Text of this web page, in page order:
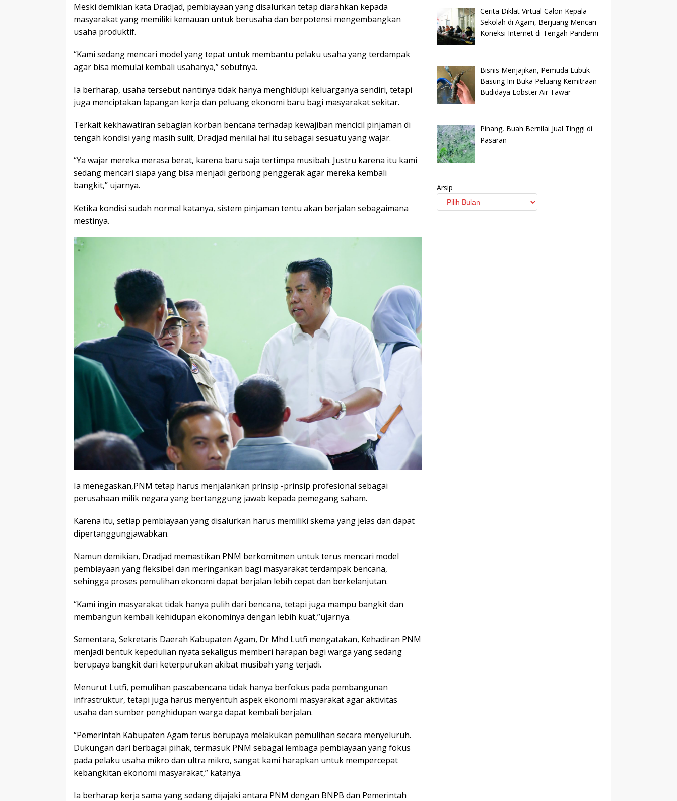
Meski demikian kata Dradjad, pembiayaan yang disalurkan tetap diarahkan kepada
masyarakat yang memiliki kemauan untuk berusaha dan berpotensi mengembangkan
usaha produktif.
“Kami sedang mencari model yang tepat untuk membantu pelaku usaha yang terdampak
agar bisa memulai kembali usahanya,” sebutnya.
Ia berharap, usaha tersebut nantinya tidak hanya menghidupi keluarganya sendiri, tetapi
juga menciptakan lapangan kerja dan peluang ekonomi baru bagi masyarakat sekitar.
Terkait kekhawatiran sebagian korban bencana terhadap kewajiban mencicil pinjaman di
tengah kondisi yang masih sulit, Dradjad menilai hal itu sebagai sesuatu yang wajar.
“Ya wajar mereka merasa berat, karena baru saja tertimpa musibah. Justru karena itu kami
sedang mencari siapa yang bisa menjadi gerbong penggerak agar mereka kembali
bangkit,” ujarnya.
Ketika kondisi sudah normal katanya, sistem pinjaman tentu akan berjalan sebagaimana
mestinya.
Ia menegaskan,PNM tetap harus menjalankan prinsip -prinsip profesional sebagai
perusahaan milik negara yang bertanggung jawab kepada pemegang saham.
Karena itu, setiap pembiayaan yang disalurkan harus memiliki skema yang jelas dan dapat
dipertanggungjawabkan.
Namun demikian, Dradjad memastikan PNM berkomitmen untuk terus mencari model
pembiayaan yang fleksibel dan meringankan bagi masyarakat terdampak bencana,
sehingga proses pemulihan ekonomi dapat berjalan lebih cepat dan berkelanjutan.
“Kami ingin masyarakat tidak hanya pulih dari bencana, tetapi juga mampu bangkit dan
membangun kembali kehidupan ekonominya dengan lebih kuat,”ujarnya.
Sementara, Sekretaris Daerah Kabupaten Agam, Dr Mhd Lutfi mengatakan, Kehadiran PNM
menjadi bentuk kepedulian nyata sekaligus memberi harapan bagi warga yang sedang
berupaya bangkit dari keterpurukan akibat musibah yang terjadi.
Menurut Lutfi, pemulihan pascabencana tidak hanya berfokus pada pembangunan
infrastruktur, tetapi juga harus menyentuh aspek ekonomi masyarakat agar aktivitas
usaha dan sumber penghidupan warga dapat kembali berjalan.
“Pemerintah Kabupaten Agam terus berupaya melakukan pemulihan secara menyeluruh.
Dukungan dari berbagai pihak, termasuk PNM sebagai lembaga pembiayaan yang fokus
pada pelaku usaha mikro dan ultra mikro, sangat kami harapkan untuk mempercepat
kebangkitan ekonomi masyarakat,” katanya.
Ia berharap kerja sama yang sedang dijajaki antara PNM dengan BNPB dan Pemerintah
Cerita Diklat Virtual Calon Kepala
Sekolah di Agam, Berjuang Mencari
Koneksi Internet di Tengah Pandemi
Bisnis Menjajikan, Pemuda Lubuk
Basung Ini Buka Peluang Kemitraan
Budidaya Lobster Air Tawar
Pinang, Buah Bernilai Jual Tinggi di
Pasaran
Arsip